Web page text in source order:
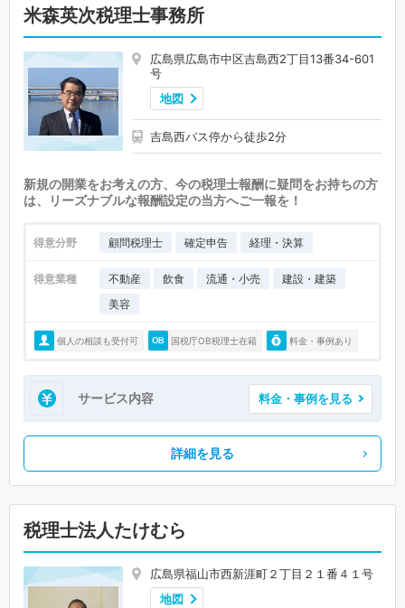
米森英次税理士事務所
広島県広島市中区吉島西2丁目13番34-601
号
地図
吉島西バス停から徒歩2分
新規の開業をお考えの方、今の税理士報酬に疑問をお持ちの方
は、リーズナブルな報酬設定の当方へご一報を！
得意分野 顧問税理士 確定申告 経理・決算
得意業種 不動産 飲食 流通・小売
建設・建築
美容
個人の相談も受付可 国税庁OB税理士在籍 料金・事例あり
サービス内容 料金・事例を見る
詳細を見る
税理士法人たけむら
広島県福山市西新涯町２丁目２１番４１号
地図